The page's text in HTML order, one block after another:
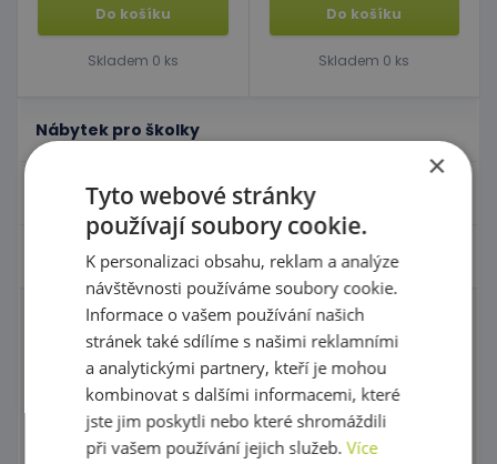
Nábytek pro školky
Didaktické pomůcky
Hračky - Tematika
Domečky pro panenky a příslušenství
Igráček
Zahrajme si divadlo s maňásky!
Do košíku
Skladem 0 ks
Do košíku
Skladem 0 ks
×
Tyto webové stránky
používají soubory cookie.
K personalizaci obsahu, reklam a analýze
návštěvnosti používáme soubory cookie.
Informace o vašem používání našich
stránek také sdílíme s našimi reklamními
a analytickými partnery, kteří je mohou
kombinovat s dalšími informacemi, které
jste jim poskytli nebo které shromáždili
při vašem používání jejich služeb.Více